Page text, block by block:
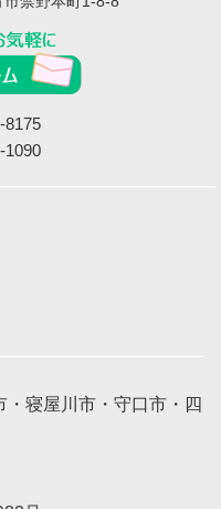
8175
1090
寝屋川市・守口市・四